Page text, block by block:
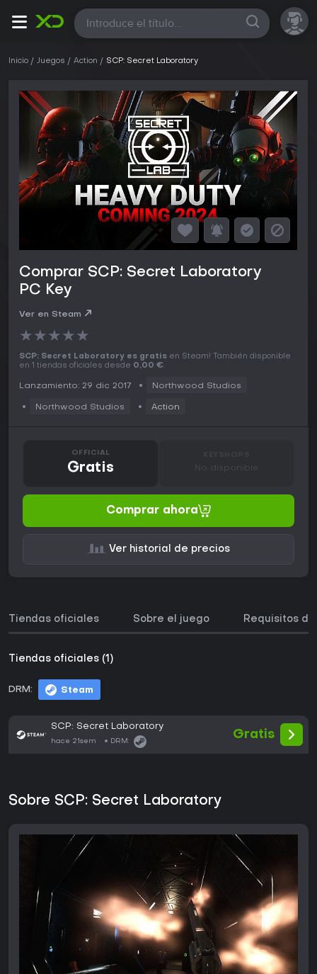
Todas
Inicio Juegos Action SCP: Secret Laboratory
Comprar SCP: Secret Laboratory
PC Key
Ver en Steam
★★★★★
SCP: Secret Laboratory es gratis en Steam! También disponible
en 1 tiendas oficiales desde 0,00 €.
Lanzamiento: 29 dic 2017 Northwood Studios
Northwood Studios Action
OFFICIAL
Gratis No disponible
Comprar ahora
Ver historial de precios
Tiendas oficiales Sobre el juego Requisitos
Tiendas oficiales (1)
DRM: Steam
SCP: Secret Laboratory
hace 21sem DRM:
Gratis
Sobre SCP: Secret Laboratory